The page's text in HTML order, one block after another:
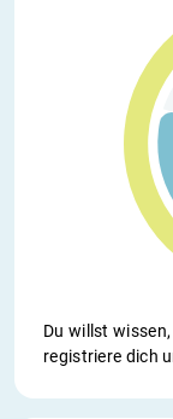
Du willst
registriere dich